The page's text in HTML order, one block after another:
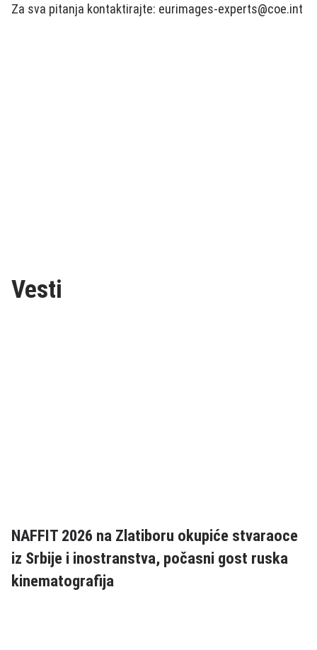
Za sva pitanja kontaktirajte: eurimages-experts@coe.int
Vesti
NAFFIT 2026 na Zlatiboru okupiće stvaraoce
iz Srbije i inostranstva, počasni gost ruska
kinematografija